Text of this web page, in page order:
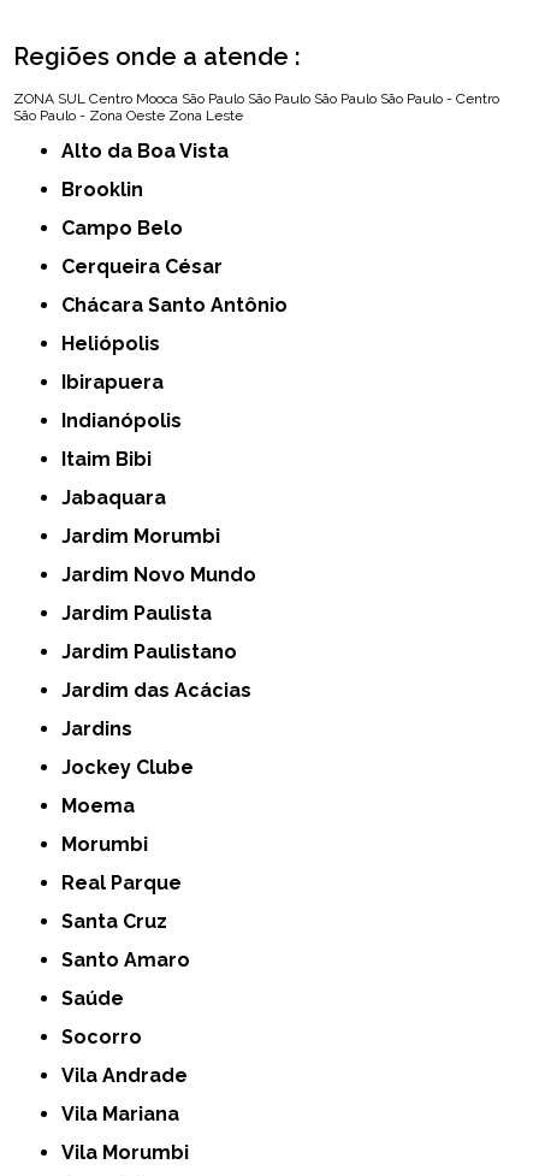
Regiões onde a atende :
ZONA SUL Centro Mooca São Paulo São Paulo São Paulo São Paulo - Centro
São Paulo - Zona Oeste Zona Leste
Alto da Boa Vista
Brooklin
Campo Belo
Cerqueira César
Chácara Santo Antônio
Heliópolis
Ibirapuera
Indianópolis
Itaim Bibi
Jabaquara
Jardim Morumbi
Jardim Novo Mundo
Jardim Paulista
Jardim Paulistano
Jardim das Acácias
Jardins
Jockey Clube
Moema
Morumbi
Real Parque
Santa Cruz
Santo Amaro
Saúde
Socorro
Vila Andrade
Vila Mariana
Vila Morumbi